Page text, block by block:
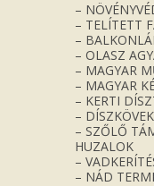
–
– TELÍTETT
–
– OLASZ
– MAGYAR
– MAGYAR
– KERTI
–
– SZŐLŐ
HUZALOK
–
– NÁD